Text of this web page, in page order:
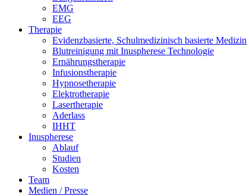
EMG
EEG
The­ra­pie
Evi­denz­ba­sier­te, Schul­me­di­zi­nisch basier­te Medizin
Blut­rei­ni­gung mit Inu­s­phe­re­se Technologie
Ernäh­rungs­the­ra­pie
Infu­si­ons­the­ra­pie
Hyp­no­se­the­ra­pie
Elek­tro­the­ra­pie
Laser­the­ra­pie
Ader­lass
IHHT
Inu­s­phe­re­se
Ablauf
Stu­di­en
Kos­ten
Team
Medi­en / Presse